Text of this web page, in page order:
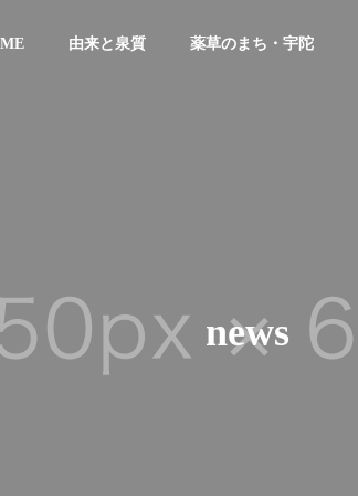
由来と泉質 薬草のまち・宇陀
news